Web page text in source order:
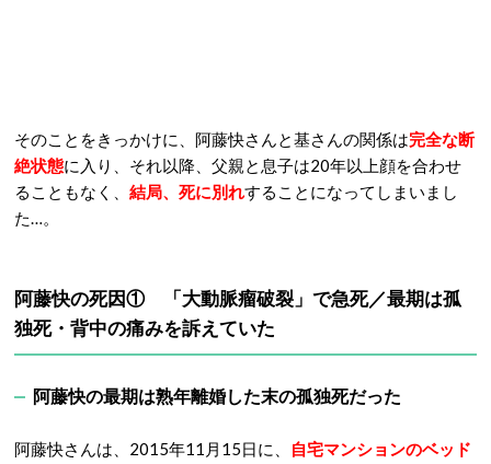
そのことをきっかけに、阿藤快さんと基さんの関係は完全な断
絶状態に入り、それ以降、父親と息子は20年以上顔を合わせ
ることもなく、 結局、死に別れすることになってしまいまし
た…。
阿藤快の死因① 「大動脈瘤破裂」で急死／最期は孤
独死・背中の痛みを訴えていた
阿藤快の最期は熟年離婚した末の孤独死だった
阿藤快さんは、2015年11月15日に、
自宅マンションのベッド